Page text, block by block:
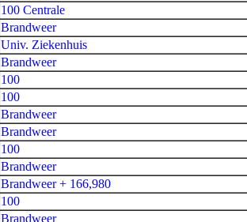
100 Centrale
Brandweer
Univ. Ziekenhuis
Brandweer
100
100
Brandweer
Brandweer
100
Brandweer
Brandweer + 166,980
100
Brandweer